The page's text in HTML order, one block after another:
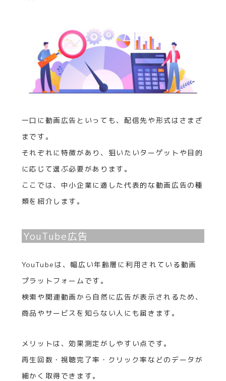
一口に動画広告といっても、配信先や形式はさまざ
まです。
それぞれに特徴があり、狙いたいターゲットや目的
に応じて選ぶ必要があります。
ここでは、中小企業に適した代表的な動画広告の種
類を紹介します。
YouTube広告
YouTubeは、幅広い年齢層に利用されている動画
プラットフォームです。
検索や関連動画から自然に広告が表示されるため、
商品やサービスを知らない人にも届きます。
メリットは、効果測定がしやすい点です。
再生回数・視聴完了率・クリック率などのデータが
細かく取得できます。